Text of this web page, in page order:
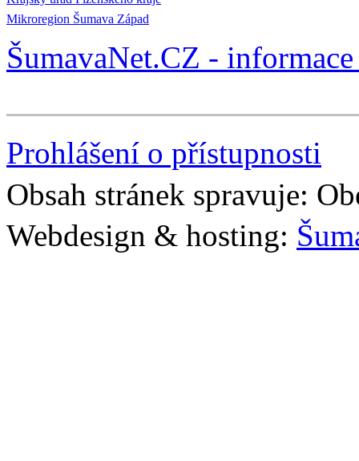
Mikroregion Šumava Západ
ŠumavaNet.CZ -
Prohlášení o přístupnosti
Obsah stránek spravuje:
Webdesign & hosting: